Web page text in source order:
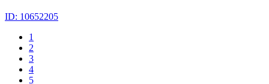
ID: 10652205
1
2
3
4
5